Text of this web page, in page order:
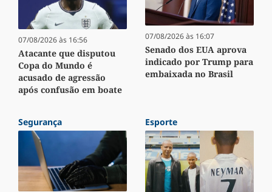
07/08/2026 às 16:56
Atacante que disputou
Copa do Mundo é
acusado de agressão
após confusão em boate
07/08/2026 às 16:07
Senado dos EUA aprova
indicado por Trump para
embaixada no Brasil
Segurança Esporte